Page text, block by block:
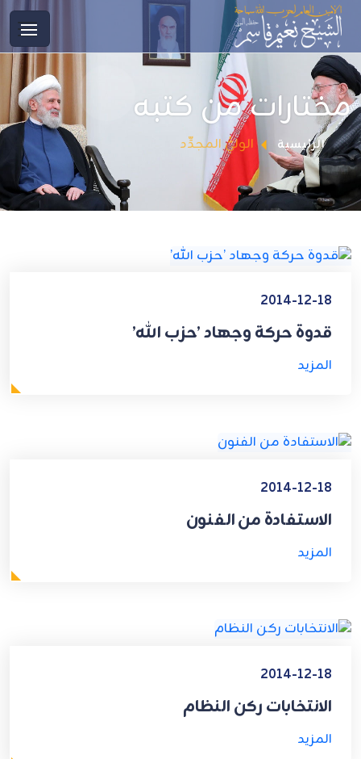
مختارات من كتبه
الرئيسية الوليُّ المجدِّد
2014-12-18
قدوة حركة وجهاد ’حزب الله’
المزيد
2014-12-18
الاستفادة من الفنون
المزيد
2014-12-18
الانتخابات ركن النظام
المزيد